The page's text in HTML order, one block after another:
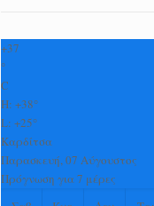
+37
°
C
H:+38°
L:+25°
Καρδίτσα
Παρασκευή, 07 Αύγουστος
Πρόγνωση για 7 μέρες